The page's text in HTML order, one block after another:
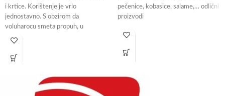
i krtice. Korištenje je vrlo
jednostavno. S obzirom da
voluharocu smeta propuh, u
iskopani rov
pečenice, kobasice, salame,… odlični
proizvodi